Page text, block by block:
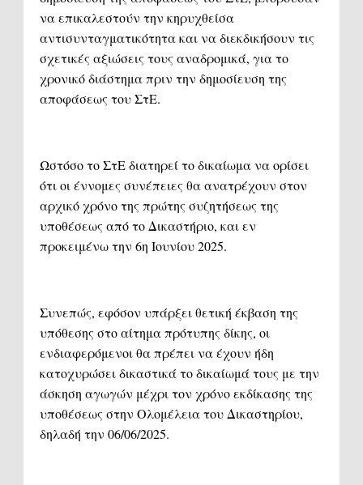
να επικαλεστούν την κηρυχθείσα
αντισυνταγματικότητα και να διεκδικήσουν τις
σχετικές αξιώσεις τους αναδρομικά, για το
χρονικό διάστημα πριν την δημοσίευση της
αποφάσεως του ΣτΕ.
Ωστόσο το ΣτΕ διατηρεί το δικαίωμα να ορίσει
ότι οι έννομες συνέπειες θα ανατρέχουν στον
αρχικό χρόνο της πρώτης συζητήσεως της
υποθέσεως από το Δικαστήριο, και εν
προκειμένω την 6η Ιουνίου 2025.
Συνεπώς, εφόσον υπάρξει θετική έκβαση της
υπόθεσης στο αίτημα πρότυπης δίκης, οι
ενδιαφερόμενοι θα πρέπει να έχουν ήδη
κατοχυρώσει δικαστικά το δικαίωμά τους με την
άσκηση αγωγών μέχρι τον χρόνο εκδίκασης της
υποθέσεως στην Ολομέλεια του Δικαστηρίου,
δηλαδή την 06/06/2025.